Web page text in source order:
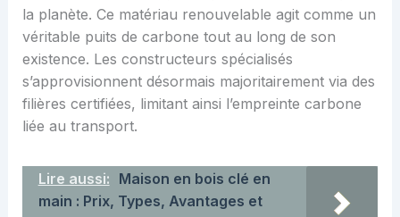
la planète. Ce matériau renouvelable agit comme un
véritable puits de carbone tout au long de son
existence. Les constructeurs spécialisés
s’approvisionnent désormais majoritairement via des
filières certifiées, limitant ainsi l’empreinte carbone
liée au transport.
Lire aussi: Maison en bois clé en
main : Prix, Types, Avantages et